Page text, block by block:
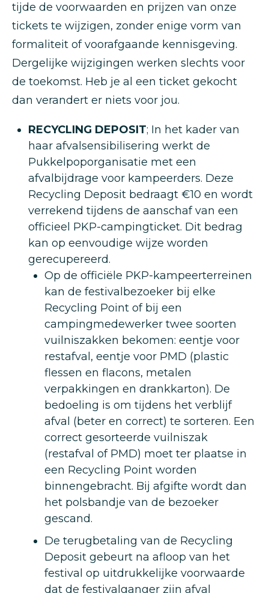
tijde de voorwaarden en prijzen van onze
tickets te wijzigen, zonder enige vorm van
formaliteit of voorafgaande kennisgeving.
Dergelijke wijzigingen werken slechts voor
de toekomst. Heb je al een ticket gekocht
dan verandert er niets voor jou.
RECYCLING DEPOSIT; In het kader van
haar afvalsensibilisering werkt de
Pukkelpoporganisatie met een
afvalbijdrage voor kampeerders. Deze
Recycling Deposit bedraagt €10 en wordt
verrekend tijdens de aanschaf van een
officieel PKP-campingticket. Dit bedrag
kan op eenvoudige wijze worden
gerecupereerd.
Op de officiële PKP-kampeerterreinen
kan de festivalbezoeker bij elke
Recycling Point of bij een
campingmedewerker twee soorten
vuilniszakken bekomen: eentje voor
restafval, eentje voor PMD (plastic
flessen en flacons, metalen
verpakkingen en drankkarton). De
bedoeling is om tijdens het verblijf
afval (beter en correct) te sorteren. Een
correct gesorteerde vuilniszak
(restafval of PMD) moet ter plaatse in
een Recycling Point worden
binnengebracht. Bij afgifte wordt dan
het polsbandje van de bezoeker
gescand.
De terugbetaling van de Recycling
Deposit gebeurt na afloop van het
festival op uitdrukkelijke voorwaarde
dat de festivalganger zijn afval